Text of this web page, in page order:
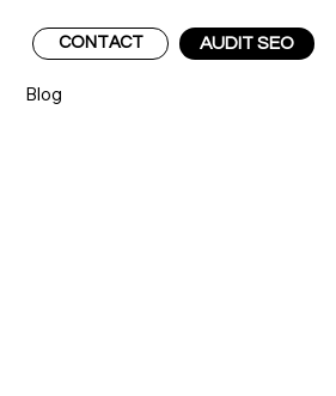
AUDIT SEO
CONTACT
Blog